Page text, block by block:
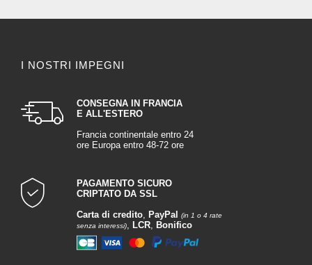
I NOSTRI IMPEGNI
CONSEGNA IN FRANCIA
E ALL'ESTERO
Francia continentale entro 24
ore Europa entro 48-72 ore
PAGAMENTO SICURO
CRIPTATO DA SSL
Carta di credito, PayPal
(in 1 o 4 rate
senza interessi), LCR, Bonifico